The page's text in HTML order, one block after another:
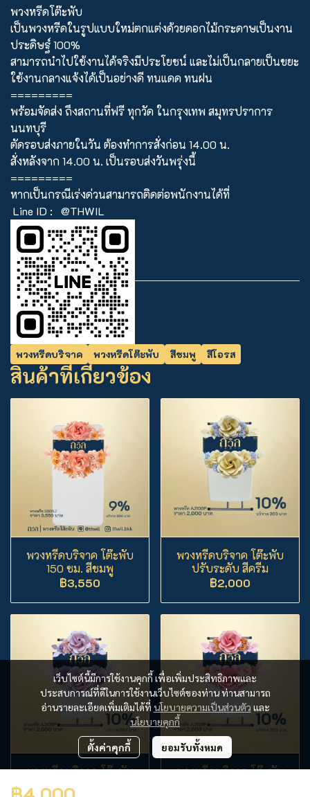
พวงหรีดโต๊ะพับ
เป็นพวงหรีดในรูปแบบใหม่ตกแต่งด้วยดอกไม้กระดาษเป็นงาน
ประดิษฐ์ 100%
สามารถนำไปใช้งานได้จริงมีประโยชน์ และไม่เป็นกลายเป็นขยะ
ใช้งานกลางแจ้งได้เป็นอย่างดี ทนแดด ทนฝน
=========
พร้อมจัดส่ง ถึงสถานที่ฟรี ทุกวัด ในกรุงเทพ สมุทรปราการ
นนทบุรี
ตัดรอบส่งภายในวัน ต้องทำการสั่งก่อน 14.00 น.
สั่งหลังจาก 14.00 น. เป็นรอบส่งวันพรุ่งนี้
=========
หากเป็นกรณีเร่งด่วนสามารถติดต่อพนักงานได้ที่
Line ID :
@THWIL
พวงหรีดบริจาค พวงหรีดโต๊ะพับ สีชมพู สีโอรส
สินค้าที่เกี่ยวข้อง
พวงหรีดบริจาค โต๊ะพับ
150 ซม. สีชมพู
฿3,550
พวงหรีดบริจาค โต๊ะพับ
ปรับระดับ สีครีม
฿2,000
พวงหรีดบริจาค โต๊ะพับ
พวงหรีดบริจาค โต๊ะพับ
เว็บไซต์นี้มีการใช้งานคุกกี้ เพื่อเพิ่มประสิทธิภาพและ
ประสบการณ์ที่ดีในการใช้งานเว็บไซต์ของท่าน ท่านสามารถ
อ่านรายละเอียดเพิ่มเติมได้ที่ นโยบายความเป็นส่วนตัว และ
นโยบายคุกกี้
ตั้งค่าคุกกี้ ยอมรับทั้งหมด